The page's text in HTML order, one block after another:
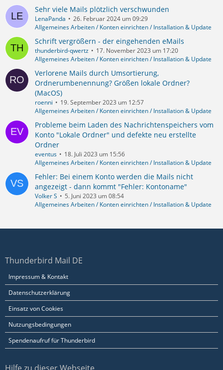
Sehr viele Mails plötzlich verschwunden
LenaPanda
26. Februar 2024 um 09:29
Allgemeines Arbeiten / Konten einrichten / Installation & Update
Schrift vergrößern - der eingehenden eMails
thunderbird-qwertz
17. November 2023 um 17:20
Allgemeines Arbeiten / Konten einrichten / Installation & Update
Verlorene Mails durch Umsortierung,
Ordnerumbenennung? Größen lokale Ordner?
(MacOS)
roenni
19. September 2023 um 12:57
Allgemeines Arbeiten / Konten einrichten / Installation & Update
Probleme beim Laden des Nachrichtenspeichers vom
Konto "Lokale Ordner" und defekte neu erstellte
Ordner
eventus
18. Juli 2023 um 15:56
Allgemeines Arbeiten / Konten einrichten / Installation & Update
Fehler: Bei einem Konto werden die Mails nicht
angezeigt - dann kommt "Fehler: Kontoname"
Volker S
5. Juni 2023 um 08:54
Allgemeines Arbeiten / Konten einrichten / Installation & Update
Thunderbird Mail DE
Impressum & Kontakt
Datenschutzerklärung
Einsatz von Cookies
Nutzungsbedingungen
Spendenaufruf für Thunderbird